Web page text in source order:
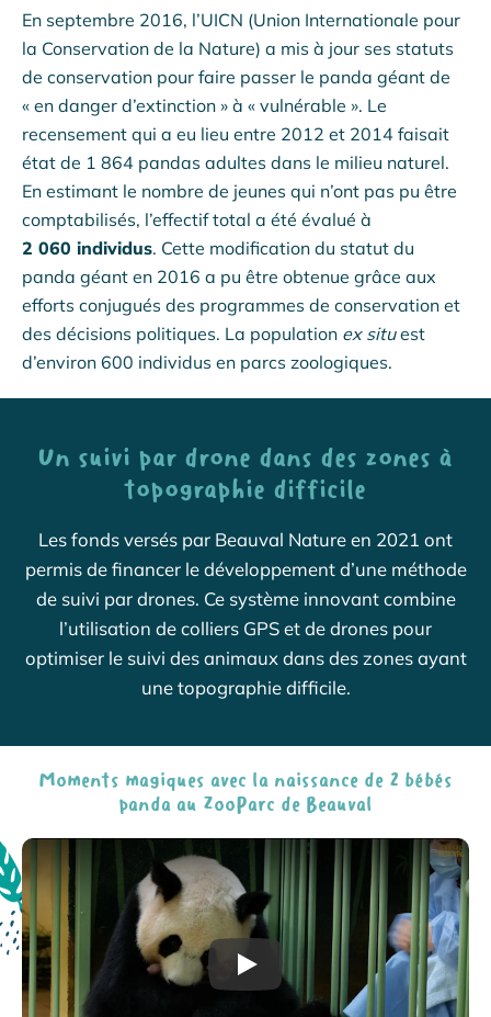
En septembre 2016, l’UICN (Union Internationale pour
la Conservation de la Nature) a mis à jour ses statuts
de conservation pour faire passer le panda géant de
« en danger d’extinction » à « vulnérable ». Le
recensement qui a eu lieu entre 2012 et 2014 faisait
état de 1 864 pandas adultes dans le milieu naturel.
En estimant le nombre de jeunes qui n’ont pas pu être
comptabilisés, l’effectif total a été évalué à
2 060 individus. Cette modification du statut du
panda géant en 2016 a pu être obtenue grâce aux
efforts conjugués des programmes de conservation et
des décisions politiques. La population ex situest
d’environ 600 individus en parcs zoologiques.
Un suivi par drone dans des zones à
topographie difficile
Les fonds versés par Beauval Nature en 2021 ont
permis de financer le développement d’une méthode
de suivi par drones. Ce système innovant combine
l’utilisation de colliers GPS et de drones pour
optimiser le suivi des animaux dans des zones ayant
une topographie difficile.
Moments magiques avec la naissance de 2 bébés
panda au ZooParc de Beauval
Play